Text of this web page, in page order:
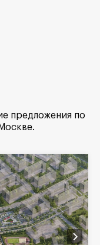
предложения по